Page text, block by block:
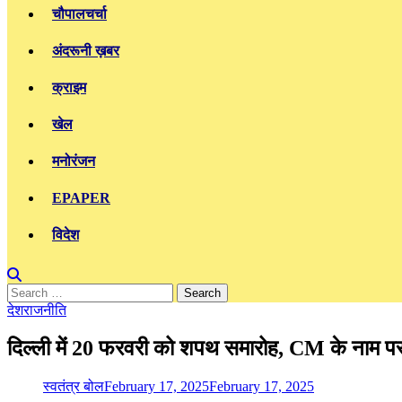
चौपालचर्चा
अंदरूनी ख़बर
क्राइम
खेल
मनोरंजन
EPAPER
विदेश
Search
for:
देशराजनीति
दिल्ली में 20 फरवरी को शपथ समारोह, CM के नाम
स्वतंत्र बोलFebruary 17, 2025February 17, 2025